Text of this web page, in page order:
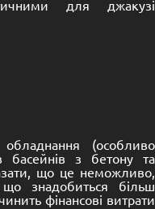
для джакузі
(особливо
басейнів з бетону та
що це неможливо,
знадобиться більш
фінансові витрати